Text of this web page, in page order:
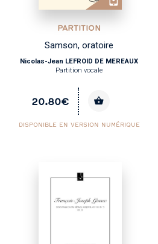
PARTITION
Samson, oratoire
Nicolas-Jean LEFROID DE MEREAUX
Partition vocale
20.80€
DISPONIBLE EN VERSION NUMÉRIQUE